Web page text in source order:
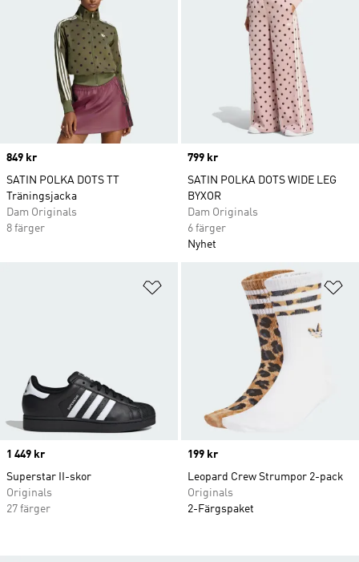
Price
849 kr
SATIN POLKA DOTS TT
Träningsjacka
Dam Originals
8 färger
Price
799 kr
SATIN POLKA DOTS WIDE LEG
BYXOR
Dam Originals
6 färger
Nyhet
Lägg till på önskelistan
Price
1 449 kr
Superstar II-skor
Originals
27 färger
Price
199 kr
Leopard Crew Strumpor 2-pack
Originals
2-Färgspaket